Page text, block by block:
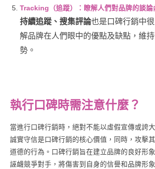
Tracking（追蹤）：瞭解人們對品牌的談論
持續追蹤、搜集評論也是口碑行銷中
解品牌在人們眼中的優點及缺點，維
勢。
執行口碑時需注意什麼？
當進行口碑行銷時，絕對不能以虛假宣傳或誇
誠實守信是口碑行銷的核心價值，同時，攻擊
道德的行為。口碑行銷旨在建立品牌的良好形
誣衊競爭對手，將傷害到自身的信譽和品牌形